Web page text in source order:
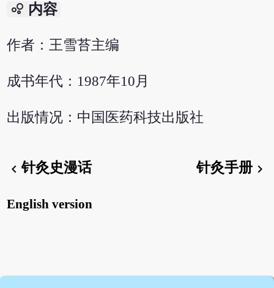
bubble_chart 内容
作者：王雪苔主编
成书年代：1987年10月
出版情况：中国医药科技出版社
chevron_left针灸史漫话 针灸手册chevron_right
English version